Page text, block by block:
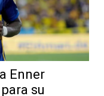
Enner
su